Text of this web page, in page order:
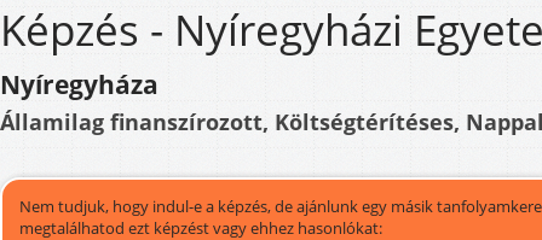
Képzés - Nyíregyházi
Nyíregyháza
Államilag finanszírozott, Költségtérítéses,
Nem tudjuk, hogy indul-e a képzés, de ajánlunk egy másik
megtalálhatod ezt képzést vagy ehhez hasonlókat: